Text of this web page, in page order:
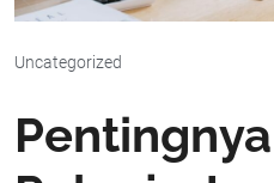
Uncategorized